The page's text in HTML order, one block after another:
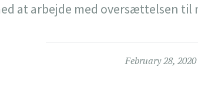
at arbejde med oversættelsen
February 28, 2020